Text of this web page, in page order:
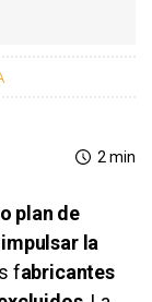
2 min
plan de
impulsar la
fabricantes